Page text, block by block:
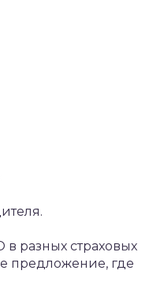
разных страховых
предложение, где